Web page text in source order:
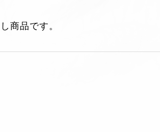
商品です。